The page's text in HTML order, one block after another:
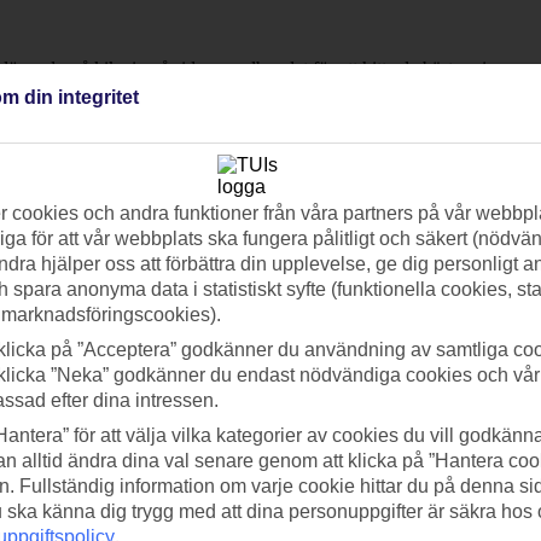
så kika in på sidan regelbundet för att hitta de bästa priserna.
vissa hotell ingår även frukost. Har du redan flygbiljetter? Då kan
erbjudanden. Vill du utforska hela vårt utbud av hotell? Ta en titt på
din integritet
cookies och andra funktioner från våra partners på vår
för att vår webbplats ska fungera pålitligt och säkert
hjälper oss att förbättra din upplevelse, ge dig personligt
spara anonyma data i statistiskt syfte (funktionella cookies,
på ”Acceptera” godkänner du användning av samtliga
”Neka” godkänner du endast nödvändiga cookies och
efter dina intressen.
för att välja vilka kategorier av cookies du vill
alltid ändra dina val senare genom att klicka på ”Hantera
Fullständig information om varje cookie hittar du på denna
ska känna dig trygg med att dina personuppgifter är säkra hos
.